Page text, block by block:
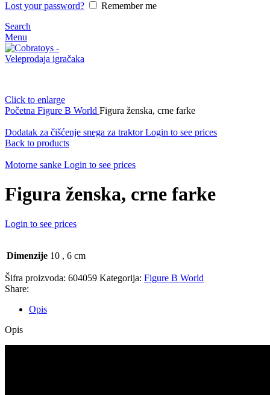
Lost your password?
Remember me
Search
Menu
Click to enlarge
Početna Figure B World Figura ženska, crne farke
Dodatak za čišćenje snega za traktorLogin to see prices
Back to products
Motorne sanke Login to see prices
Figura ženska, crne farke
Login to see prices
Dimenzije 10 , 6 cm
Šifra proizvoda: 604059 Kategorija: Figure B World
Share:
Opis
Opis